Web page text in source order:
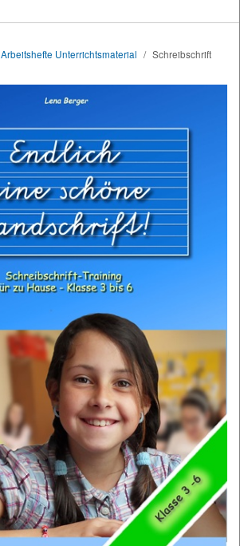
Arbeitshefte Unterrichtsmaterial / Schreibschrift